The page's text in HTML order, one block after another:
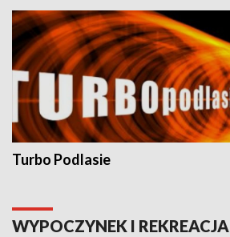
Turbo Podlasie
WYPOCZYNEK I REKREACJA